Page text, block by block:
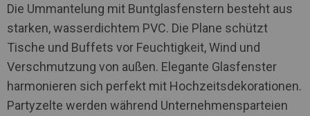
Die Ummantelung mit Buntglasfenstern besteht aus
starken, wasserdichtem PVC. Die Plane schützt
Tische und Buffets vor Feuchtigkeit, Wind und
Verschmutzung von außen. Elegante Glasfenster
harmonieren sich perfekt mit Hochzeitsdekorationen.
Partyzelte werden während Unternehmensparteien